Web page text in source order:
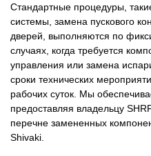
Стандартные процедуры,
системы, замена пускового
дверей, выполняются по
случаях, когда требуется
управления или замена
сроки технических
рабочих суток. Мы
предоставляя владельцу
перечне замененных
Shivaki.